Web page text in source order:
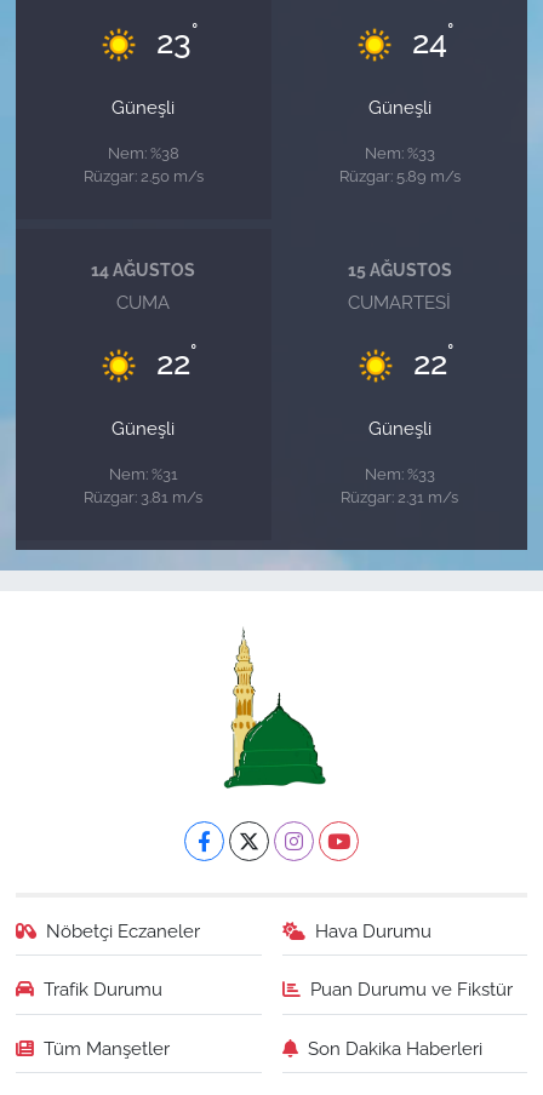
23°
Güneşli
Nem: %38
Rüzgar: 2.50 m/s
24°
Güneşli
Nem: %33
Rüzgar: 5.89 m/s
14 AĞUSTOS
CUMA
22°
Güneşli
Nem: %31
Rüzgar: 3.81 m/s
15 AĞUSTOS
CUMARTESI
22°
Güneşli
Nem: %33
Rüzgar: 2.31 m/s
Nöbetçi Eczaneler Hava Durumu
Trafik Durumu Puan Durumu ve Fikstür
Tüm Manşetler Son Dakika Haberleri